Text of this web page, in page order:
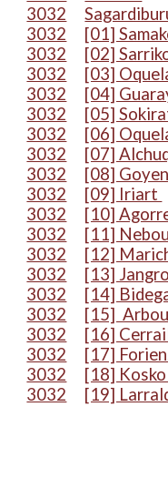
3032
3032
[01]
3032
[02]
3032
[03]
3032
[04]
3032
[05]
3032
[06]
3032
[07]
3032
[08]
3032
[09] Iriart
3032
[10]
3032
[11]
3032
[12]
3032
[13]
3032
[14]
3032
[15]
3032
[16]
3032
[17]
3032
[18]
3032
[19]